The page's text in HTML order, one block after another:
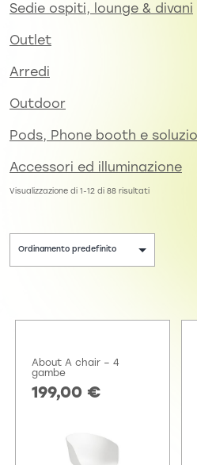
Sedie ospiti, lounge & divani
Outlet
Arredi
Outdoor
Pods, Phone booth e
Accessori ed illuminazione
Visualizzazione di 1-12 di 88 risultati
About A chair – 4
gambe
199,00 €